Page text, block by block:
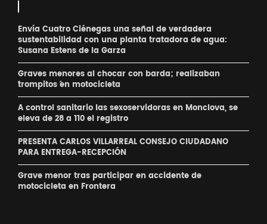
Envía Cuatro Ciénegas una señal de verdadera
sustentabilidad con una planta tratadora de agua:
Susana Estens de la Garza
Graves menores al chocar con barda; realizaban
´trompitos ´en motocicleta
A control sanitario las sexoservidoras en Monclova, se
eleva de 28 a 110 el registro
PRESENTA CARLOS VILLARREAL CONSEJO CIUDADANO
PARA ENTREGA-RECEPCIÓN
Grave menor tras participar en accidente de
motocicleta en Frontera